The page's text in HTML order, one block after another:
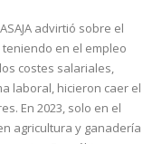
advirtió sobre el
en el empleo
costes salariales,
laboral, hicieron caer el
En 2023, solo en el
agricultura y ganadería